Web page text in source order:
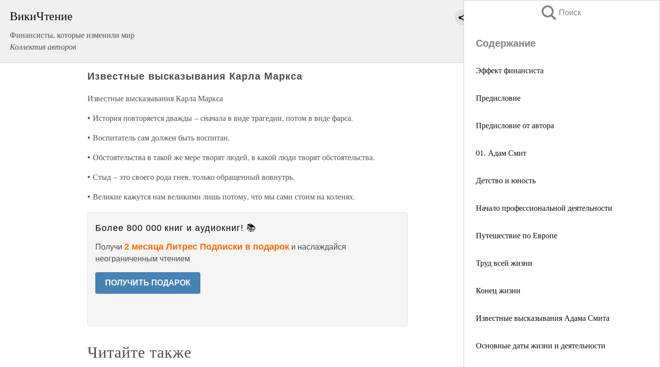
ВикиЧтение
Финансисты, которые изменили мир
Коллектив авторов
Поиск
Содержание
Эффект финансиста
Предисловие
Предисловие от автора
01. Адам Смит
Детство и юность
Начало профессиональной деятельности
Путешествие по Европе
Труд всей жизни
Конец жизни
Известные высказывания Адама Смита
Основные даты жизни и деятельности
Известные высказывания Карла Маркса
Известные высказывания Карла Маркса
• История повторяется дважды – сначала в виде трагедии, потом в виде фарса.
• Воспитатель сам должен быть воспитан.
• Обстоятельства в такой же мере творят людей, в какой люди творят обстоятельства.
• Стыд – это своего рода гнев, только обращенный вовнутрь.
• Великие кажутся нам великими лишь потому, что мы сами стоим на коленях.
Более 800 000 книг и аудиокниг! 📚
Получи 2 месяца Литрес Подписки в подарок и наслаждайся
неограниченным чтением
ПОЛУЧИТЬ ПОДАРОК
Читайте также